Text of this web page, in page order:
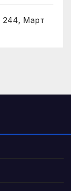
244, Март